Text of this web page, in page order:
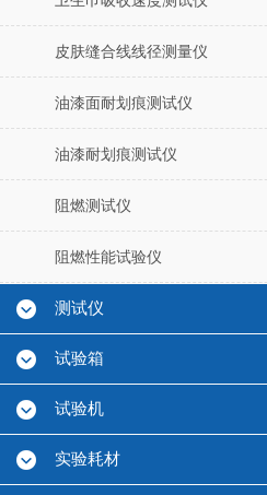
皮肤缝合线线径测量仪
油漆面耐划痕测试仪
油漆耐划痕测试仪
阻燃测试仪
阻燃性能试验仪
测试仪
试验箱
试验机
实验耗材